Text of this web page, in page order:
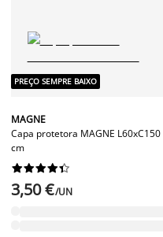
PREÇO SEMPRE BAIXO
MAGNE
Capa protetora MAGNE L60xC150
cm






3,50 €/UN